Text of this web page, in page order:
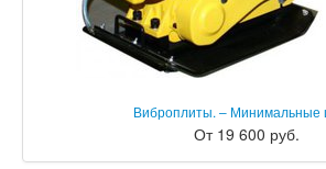
Виброплиты. – Минимальные
От 19 600 руб.